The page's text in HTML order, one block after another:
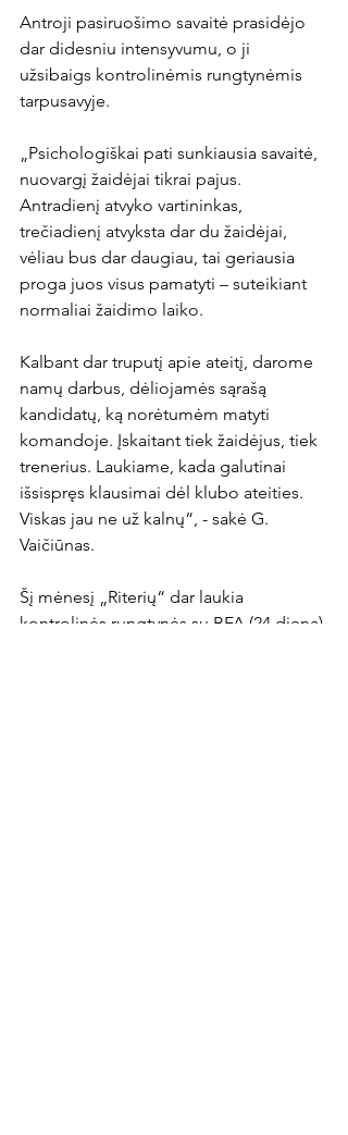
Antroji pasiruošimo savaitė prasidėjo
dar didesniu intensyvumu, o ji
užsibaigs kontrolinėmis rungtynėmis
tarpusavyje.
„Psichologiškai pati sunkiausia savaitė,
nuovargį žaidėjai tikrai pajus.
Antradienį atvyko vartininkas,
trečiadienį atvyksta dar du žaidėjai,
vėliau bus dar daugiau, tai geriausia
proga juos visus pamatyti – suteikiant
normaliai žaidimo laiko.
Kalbant dar truputį apie ateitį, darome
namų darbus, dėliojamės sąrašą
kandidatų, ką norėtumėm matyti
komandoje. Įskaitant tiek žaidėjus, tiek
trenerius. Laukiame, kada galutinai
išsispręs klausimai dėl klubo ateities.
Viskas jau ne už kalnų“, - sakė G.
Vaičiūnas.
Šį mėnesį „Riterių“ dar laukia
kontrolinės rungtynės su BFA (24 dieną)